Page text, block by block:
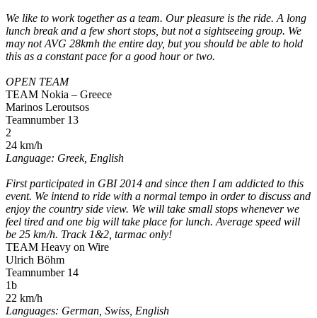
We like to work together as a team. Our pleasure is the ride. A long
lunch break and a few short stops, but not a sightseeing group. We
may not AVG 28kmh the entire day, but you should be able to hold
this as a constant pace for a good hour or two.
OPEN TEAM
TEAM Nokia – Greece
Marinos Leroutsos
Teamnumber 13
2
24 km/h
Language: Greek, English
First participated in GBI 2014 and since then I am addicted to this
event. We intend to ride with a normal tempo in order to discuss and
enjoy the country side view. We will take small stops whenever we
feel tired and one big will take place for lunch. Average speed will
be 25 km/h. Track 1&2, tarmac only!
TEAM Heavy on Wire
Ulrich Böhm
Teamnumber 14
1b
22 km/h
Languages: German, Swiss, English